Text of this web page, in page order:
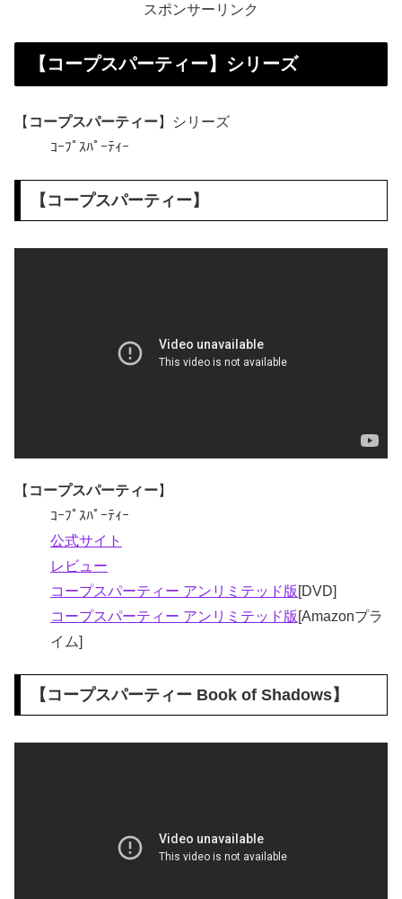
スポンサーリンク
【 コープスパーティー】シリーズ
【 コープスパーティー】シリーズ
ｺｰﾌﾟｽﾊﾟｰﾃｨｰ
【 コープスパーティー】
【 コープスパーティー】
ｺｰﾌﾟｽﾊﾟｰﾃｨｰ
公式サイト
レビュー
コープスパーティー アンリミテッド版 [DVD]
コープスパーティー アンリミテッド版 [Amazonプラ
イム]
【 コープスパーティー Book of Shadows】